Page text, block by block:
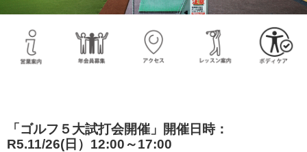
「ゴルフ５大試打会開催」開催日時：
R5.11/26(日）12:00～17:00